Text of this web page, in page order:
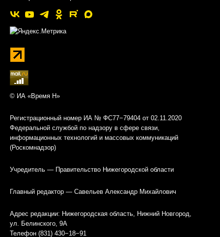
© ИА «Время Н»
Регистрационный номер ИА № ФС77−79404 от 02.11.2020
Федеральной службой по надзору в сфере связи,
информационных технологий и массовых коммуникаций
(Роскомнадзор)
Учредитель — Правительство Нижегородской области
Главный редактор — Савельев Александр Михайлович
Адрес редакции: Нижегородская область, Нижний Новгород,
ул. Белинского, 9А
Телефон (831) 430−18−91